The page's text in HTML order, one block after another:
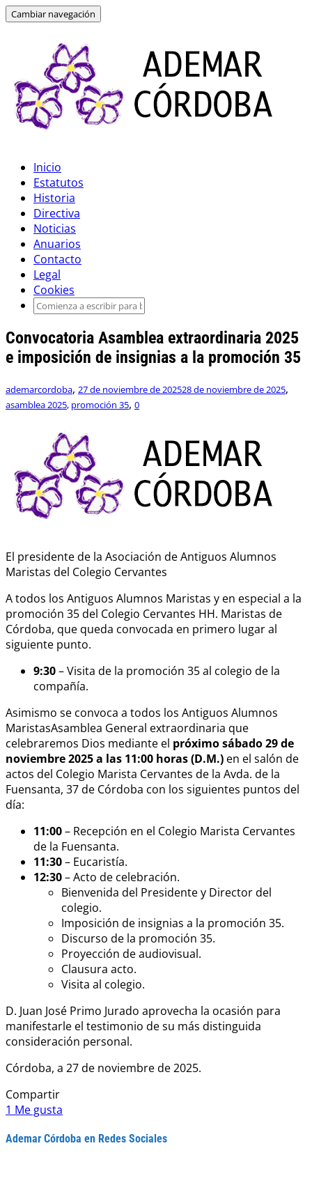
Cambiar navegación
Inicio
Estatutos
Historia
Directiva
Noticias
Anuarios
Contacto
Legal
Cookies
Convocatoria Asamblea extraordinaria 2025
e imposición de insignias a la promoción 35
ademarcordoba, 27 de noviembre de 202528 de noviembre de 2025,
asamblea 2025, promoción 35, 0
El presidente de la Asociación de Antiguos Alumnos
Maristas del Colegio Cervantes
A todos los Antiguos Alumnos Maristas y en especial a la
promoción 35 del Colegio Cervantes HH. Maristas de
Córdoba, que queda convocada en primero lugar al
siguiente punto.
9:30– Visita de la promoción 35 al colegio de la
compañía.
Asimismo se convoca a todos los Antiguos Alumnos
MaristasAsamblea General extraordinaria que
celebraremos Dios mediante el próximo sábado 29 de
noviembre 2025 a las 11:00 horas (D.M.) en el salón de
actos del Colegio Marista Cervantes de la Avda. de la
Fuensanta, 37 de Córdoba con los siguientes puntos del
día:
11:00– Recepción en el Colegio Marista Cervantes
de la Fuensanta.
11:30– Eucaristía.
12:30– Acto de celebración.
Bienvenida del Presidente y Director del
colegio.
⁠Imposición de insignias a la promoción 35.
⁠Discurso de la promoción 35.
⁠Proyección de audiovisual.
⁠Clausura acto.
Visita al colegio.
D. Juan José Primo Jurado aprovecha la ocasión para
manifestarle el testimonio de su más distinguida
consideración personal.
Córdoba, a 27 de noviembre de 2025.
Compartir
1 Me gusta
Ademar Córdoba en Redes Sociales